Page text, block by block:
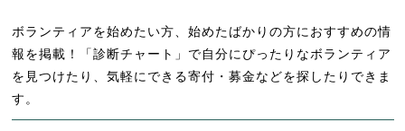
ボランティアを始めたい方、始めたばかりの方におすすめの情
報を掲載！「診断チャート」で自分にぴったりなボランティア
を見つけたり、気軽にできる寄付・募金などを探したりできま
す。